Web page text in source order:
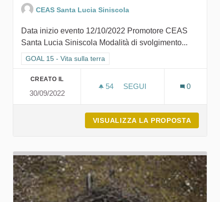
CEAS Santa Lucia Siniscola
Data inizio evento 12/10/2022 Promotore CEAS
Santa Lucia Siniscola Modalità di svolgimento...
Filtra i risultati per categoria: GOAL 15 - Vita sulla terra
GOAL 15 - Vita sulla terra
CREATO IL
30/09/2022
54 54 SOSTENITORI
SEGUI
0
VISUALIZZA LA PROPOSTA